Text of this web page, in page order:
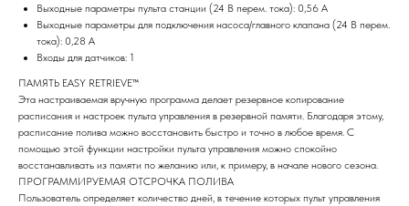
Выходные параметры пульта станции (24 В перем. тока): 0,56 А
Выходные параметры для подключения насоса/главного клапана (24 В перем.
тока): 0,28 A
Входы для датчиков: 1
ПАМЯТЬ EASY RETRIEVE™
Эта настраиваемая вручную программа делает резервное копирование
расписания и настроек пульта управления в резервной памяти. Благодаря этому,
расписание полива можно восстановить быстро и точно в любое время. С
помощью этой функции настройки пульта управления можно спокойно
восстанавливать из памяти по желанию или, к примеру, в начале нового сезона.
ПРОГРАММИРУЕМАЯ ОТСРОЧКА ПОЛИВА
Пользователь определяет количество дней, в течение которых пульт управления